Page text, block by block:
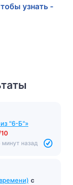
узнать -
"6-Б"»
минут назад
с